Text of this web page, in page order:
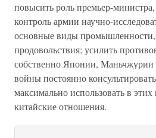
повысить роль премьер-
контроль армии научно-
основные виды промышленности,
продовольствия; усилить
собственно Японии, Маньчжурии
войны постоянно
максимально использовать в
китайские отношения.